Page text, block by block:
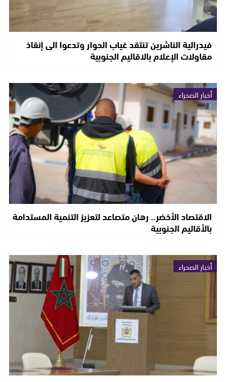
فيدرالية الناشرين تنتقد غياب الحوار وتدعوا الى إنقاذ
مقاولات الإعلام بالاقاليم الجنوبية
أخبار الصحراء
الاقتصاد الأخضر.. رهان متصاعد لتعزيز التنمية المستدامة
بالأقاليم الجنوبية
أخبار الصحراء